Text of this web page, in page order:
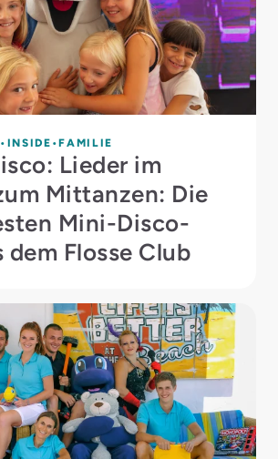
INSIDE FAMILIE
Lieder im
Mittanzen: Die
Mini-Disco-
dem Flosse Club